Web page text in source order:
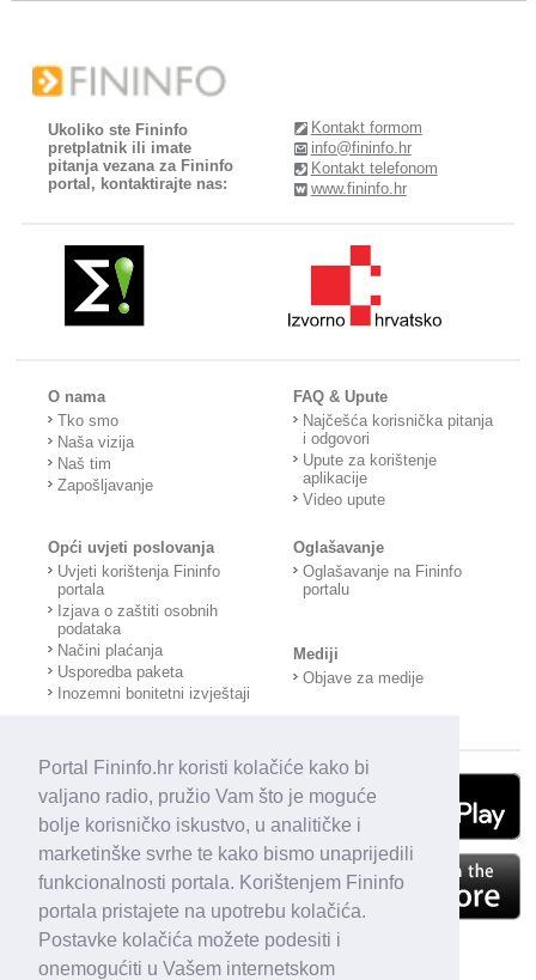
Portal Fininfo.hr koristi kolačiće kako bi
valjano radio, pružio Vam što je moguće
bolje korisničko iskustvo, u analitičke i
marketinške svrhe te kako bismo unaprijedili
funkcionalnosti portala. Korištenjem Fininfo
portala pristajete na upotrebu kolačića.
Postavke kolačića možete podesiti i
onemogućiti u Vašem internetskom
Ukoliko ste Fininfo
pretplatnik ili imate
pitanja vezana za Fininfo
portal, kontaktirajte nas:
Kontakt formom
info@fininfo.hr
Kontakt telefonom
www.fininfo.hr
O nama
Tko smo
Naša vizija
Naš tim
Zapošljavanje
FAQ & Upute
Najčešća korisnička pitanja
i odgovori
Upute za korištenje
aplikacije
Video upute
Opći uvjeti poslovanja
Uvjeti korištenja Fininfo
portala
Izjava o zaštiti osobnih
podataka
Načini plaćanja
Usporedba paketa
Inozemni bonitetni izvještaji
Oglašavanje
Oglašavanje na Fininfo
portalu
Mediji
Objave za medije